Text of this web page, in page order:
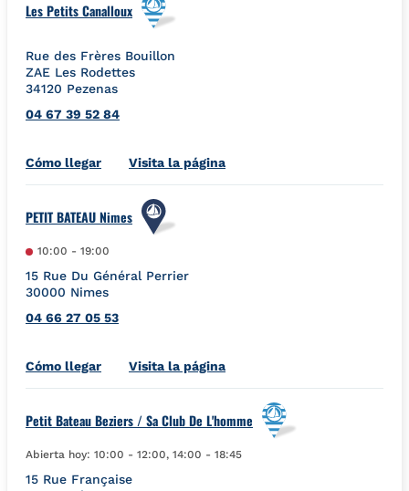
Les Petits Canalloux
Rue des Frères Bouillon
ZAE Les Rodettes
34120 Pezenas
04 67 39 52 84
Cómo llegarLink Opens in New Tab
Visita la página
PETIT BATEAU Nimes
10:00 - 19:00
15 Rue Du Général Perrier
30000 Nimes
04 66 27 05 53
Cómo llegarLink Opens in New Tab
Visita la página
Petit Bateau Beziers / Sa Club De L'homme
Abierta hoy: 10:00 - 12:00, 14:00 - 18:45
15 Rue Française